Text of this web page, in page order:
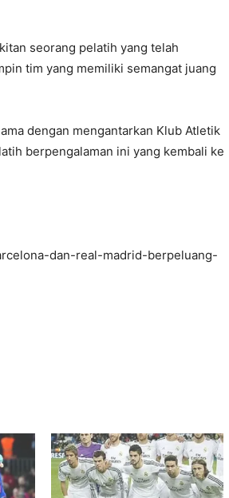
seorang pelatih yang telah
tim yang memiliki semangat juang
dengan mengantarkan Klub Atletik
berpengalaman ini yang kembali ke
dan-real-madrid-berpeluang-